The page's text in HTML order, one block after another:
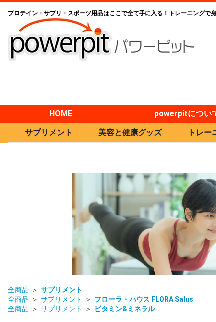
プロテイン・サプリ・スポーツ用品はここで全て手に入る！トレーニング
HOME powerpitについ
サプリメント
美容と健康グッズ トレー
全商品
サプリメント
全商品
サプリメント
フローラ・ハウス FLORA Salus
全商品
サプリメント ビタミン&ミネラル